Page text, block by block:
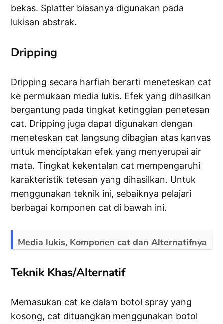
bekas. Splatter biasanya digunakan pada
lukisan abstrak.
Dripping
Dripping secara harfiah berarti meneteskan cat
ke permukaan media lukis. Efek yang dihasilkan
bergantung pada tingkat ketinggian penetesan
cat. Dripping juga dapat digunakan dengan
meneteskan cat langsung dibagian atas kanvas
untuk menciptakan efek yang menyerupai air
mata. Tingkat kekentalan cat mempengaruhi
karakteristik tetesan yang dihasilkan. Untuk
menggunakan teknik ini, sebaiknya pelajari
berbagai komponen cat di bawah ini.
Media lukis, Komponen cat dan Alternatifnya
Teknik Khas/Alternatif
Memasukan cat ke dalam botol spray yang
kosong, cat dituangkan menggunakan botol